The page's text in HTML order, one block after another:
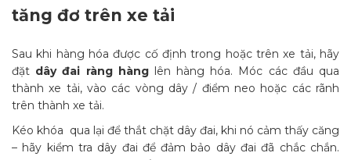
tăng đơ trên xe tải
Sau khi hàng hóa được cố định trong hoặc trên xe tải, hãy
đặt dây đai ràng hànglên hàng hóa. Móc các đầu qua
thành xe tải, vào các vòng dây / điểm neo hoặc các rãnh
trên thành xe tải.
Kéo khóa qua lại để thắt chặt dây đai, khi nó cảm thấy căng
– hãy kiểm tra dây đai để đảm bảo dây đai đã chắc chắn.